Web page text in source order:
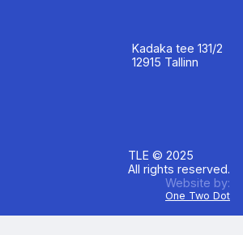
Kadaka tee 131/2
12915 Tallinn
TLE © 2025
All rights reserved.
Website by:
One Two Dot